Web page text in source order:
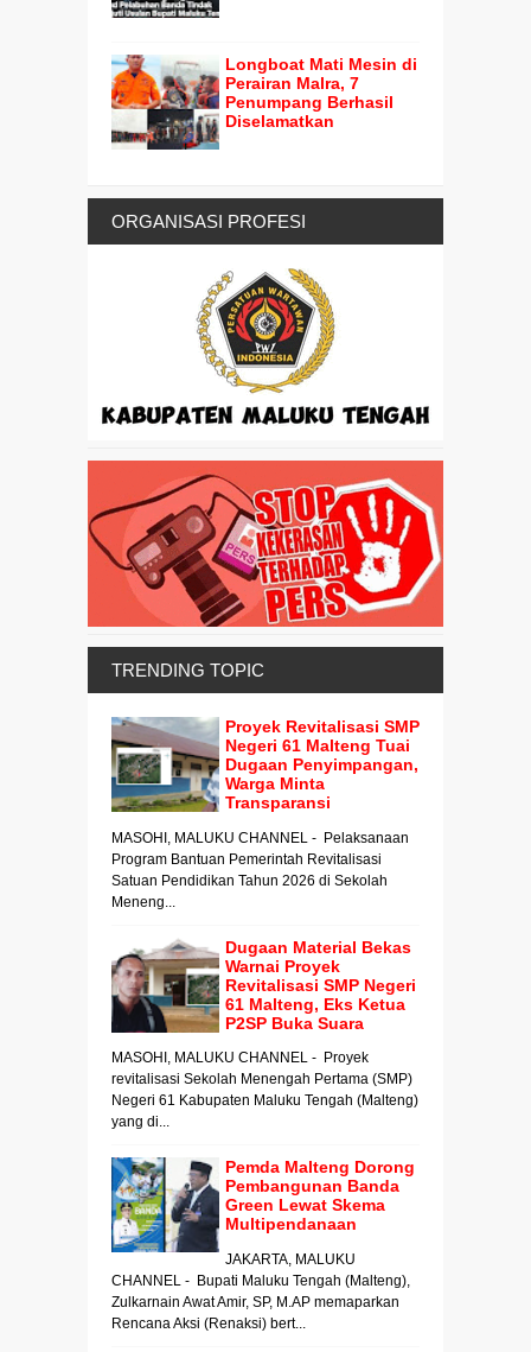
Longboat Mati Mesin di
Perairan Malra, 7
Penumpang Berhasil
Diselamatkan
ORGANISASI PROFESI
TRENDING TOPIC
Proyek Revitalisasi SMP
Negeri 61 Malteng Tuai
Dugaan Penyimpangan,
Warga Minta
Transparansi
MASOHI, MALUKU CHANNEL - Pelaksanaan
Program Bantuan Pemerintah Revitalisasi
Satuan Pendidikan Tahun 2026 di Sekolah
Meneng...
Dugaan Material Bekas
Warnai Proyek
Revitalisasi SMP Negeri
61 Malteng, Eks Ketua
P2SP Buka Suara
MASOHI, MALUKU CHANNEL - Proyek
revitalisasi Sekolah Menengah Pertama (SMP)
Negeri 61 Kabupaten Maluku Tengah (Malteng)
yang di...
Pemda Malteng Dorong
Pembangunan Banda
Green Lewat Skema
Multipendanaan
JAKARTA, MALUKU
CHANNEL - Bupati Maluku Tengah (Malteng),
Zulkarnain Awat Amir, SP, M.AP memaparkan
Rencana Aksi (Renaksi) bert...